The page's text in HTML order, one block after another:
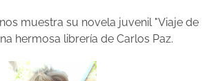
muestra su novela juvenil "Viaje de
hermosa librería de Carlos Paz.